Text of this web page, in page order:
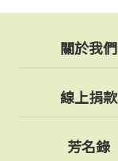
關於我們
線上捐款
芳名錄